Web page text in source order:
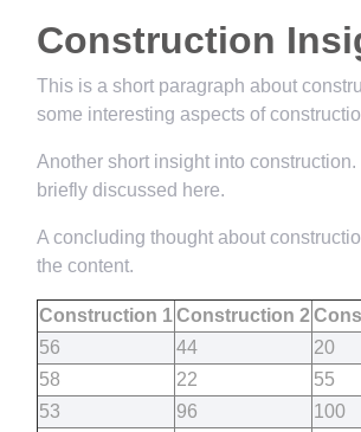
Construction
This is a short paragraph about
some interesting aspects of
Another short insight into
briefly discussed here.
A concluding thought about
the content.
Construction 1Construction 2
56
44
20
58
22
55
53
96
100